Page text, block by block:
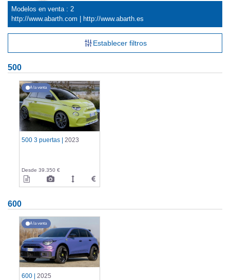
Modelos en venta : 2
http://www.abarth.com
http://www.abarth.es
Establecer filtros
500
A la venta
500 3 puertas | 2023
Desde 39.350 €
600
A la venta
600 | 2025